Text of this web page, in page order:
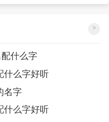
>
什么字
什么字好听
名字
什么字好听